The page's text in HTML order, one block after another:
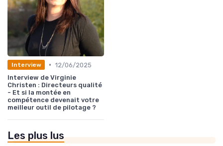
Interview • 12/06/2025
Interview de Virginie
Christen : Directeurs qualité
- Et si la montée en
compétence devenait votre
meilleur outil de pilotage ?
Les plus lus